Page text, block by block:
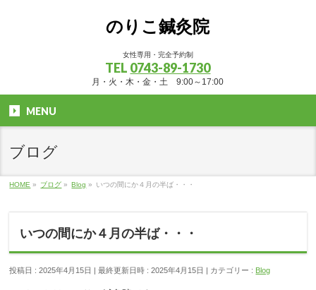
のりこ鍼灸院
女性専用・完全予約制
TEL 0743-89-1730
月・火・木・金・土 9:00～17:00
MENU
ブログ
HOME » ブログ » Blog » いつの間にか４月の半ば・・・
いつの間にか４月の半ば・・・
投稿日 : 2025年4月15日 最終更新日時 : 2025年4月15日 カテゴリー : Blog